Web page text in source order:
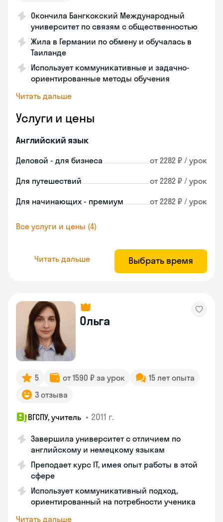
Окончила Бангкокский Международный
университет по связям с общественностью
Жила в Германии по обмену и обучалась в
Таиланде
Использует коммуникативные и задачно-
ориентированные методы обучения
Читать дальше
Услуги и цены
Английский язык
Деловой - для бизнеса от 2282 ₽ / урок
Для путешествий от 2282 ₽ / урок
Для начинающих - премиум от 2282 ₽ / урок
Все услуги и цены (4)
Читать дальше Выбрать время
Ольга
5 от 1590 ₽ за урок
15 лет опыта
3 отзыва
ВГСПУ, учитель • 2011 г.
Завершила университет с отличием по
английскому и немецкому языкам
Преподает курс IT, имея опыт работы в этой
сфере
Использует коммуникативный подход,
ориентированный на потребности ученика
Читать дальше